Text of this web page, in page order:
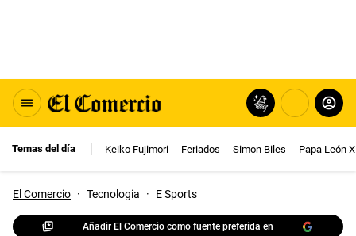
Temas del día Keiko Fujimori Feriados Simon Biles Papa León
El Comercio · Tecnologia · E Sports
Añadir El Comercio como fuente preferida en